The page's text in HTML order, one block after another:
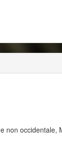
non occidentale,